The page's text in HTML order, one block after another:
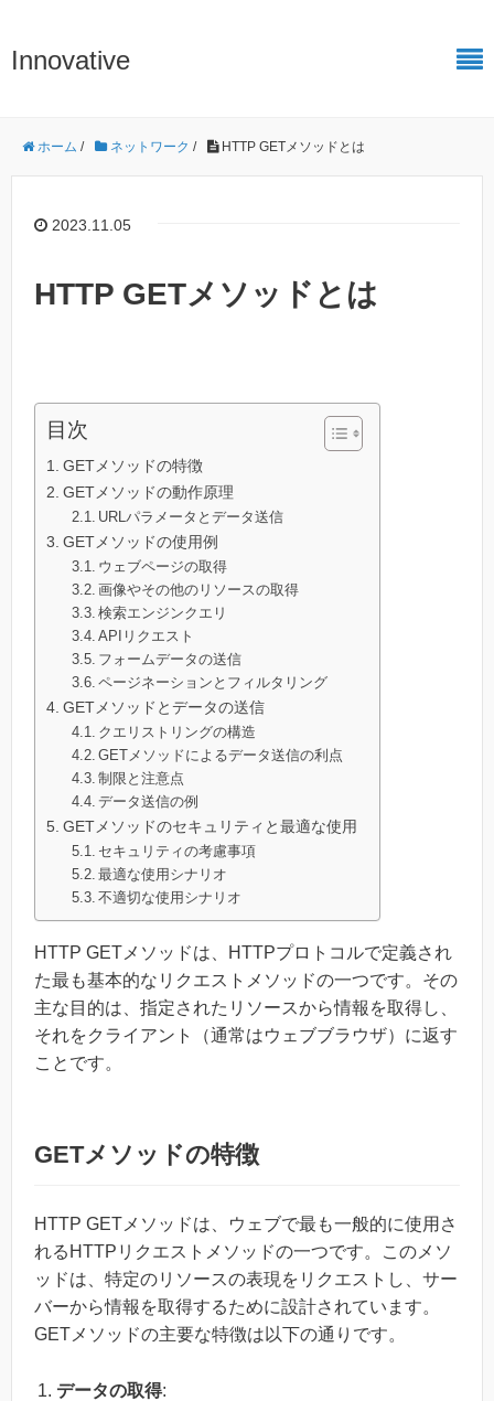
Innovative
ホーム / ネットワーク / HTTP GETメソッドとは
2023.11.05
HTTP GETメソッドとは
目次
GETメソッドの特徴
GETメソッドの動作原理
URLパラメータとデータ送信
GETメソッドの使用例
ウェブページの取得
画像やその他のリソースの取得
検索エンジンクエリ
APIリクエスト
フォームデータの送信
ページネーションとフィルタリング
GETメソッドとデータの送信
クエリストリングの構造
GETメソッドによるデータ送信の利点
制限と注意点
データ送信の例
GETメソッドのセキュリティと最適な使用
セキュリティの考慮事項
最適な使用シナリオ
不適切な使用シナリオ
HTTP GETメソッドは、HTTPプロトコルで定義され
た最も基本的なリクエストメソッドの一つです。その
主な目的は、指定されたリソースから情報を取得し、
それをクライアント（通常はウェブブラウザ）に返す
ことです。
GETメソッドの特徴
HTTP GETメソッドは、ウェブで最も一般的に使用さ
れるHTTPリクエストメソッドの一つです。このメソ
ッドは、特定のリソースの表現をリクエストし、サー
バーから情報を取得するために設計されています。
GETメソッドの主要な特徴は以下の通りです。
データの取得: